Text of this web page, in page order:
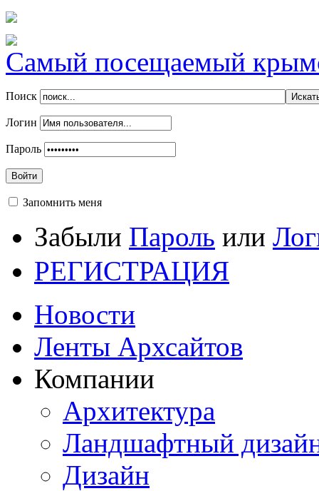
Самый посещаемый
Поиск
Логин
Пароль
Войти
Запомнить меня
Забыли Пароль или
РЕГИСТРАЦИЯ
Новости
Ленты Архсайтов
Компании
Архитектура
Ландшафтный
Дизайн